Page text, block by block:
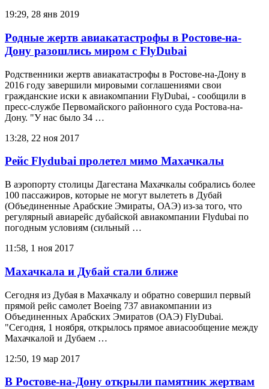
19:29, 28 янв 2019
Родные жертв авиакатастрофы в Ростове-на-
Дону разошлись миром с FlyDubai
Родственники жертв авиакатастрофы в Ростове-на-Дону в
2016 году завершили мировыми соглашениями свои
гражданские иски к авиакомпании FlyDubai, - сообщили в
пресс-службе Первомайского районного суда Ростова-на-
Дону. "У нас было 34 …
13:28, 22 ноя 2017
Рейс Flydubai пролетел мимо Махачкалы
В аэропорту столицы Дагестана Махачкалы собрались более
100 пассажиров, которые не могут вылететь в Дубай
(Объединенные Арабские Эмираты, ОАЭ) из-за того, что
регулярный авиарейс дубайской авиакомпании Flydubai по
погодным условиям (сильный …
11:58, 1 ноя 2017
Махачкала и Дубай стали ближе
Сегодня из Дубая в Махачкалу и обратно совершил первый
прямой рейс самолет Boeing 737 авиакомпании из
Объединенных Арабских Эмиратов (ОАЭ) FlyDubai.
"Сегодня, 1 ноября, открылось прямое авиасообщение между
Махачкалой и Дубаем …
12:50, 19 мар 2017
В Ростове-на-Дону открыли памятник жертвам